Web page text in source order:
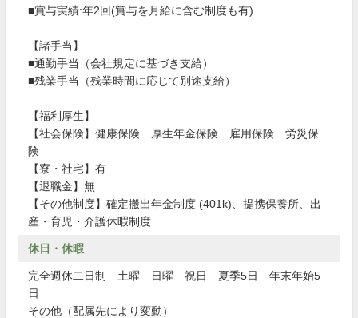
■賞与実績:年2回(賞与を月給に含む制度も有)
【諸手当】
■通勤手当（会社規定に基づき支給）
■残業手当（残業時間に応じて別途支給）
【福利厚生】
【社会保険】健康保険 厚生年金保険 雇用保険 労災保
険
【寮・社宅】有
【退職金】無
【その他制度】確定搬出年金制度 (401k)、提携保養所、出
産・育児・介護休暇制度
休日・休暇
完全週休二日制 土曜 日曜 祝日 夏季5日 年末年始5
日
その他（配属先により変動）